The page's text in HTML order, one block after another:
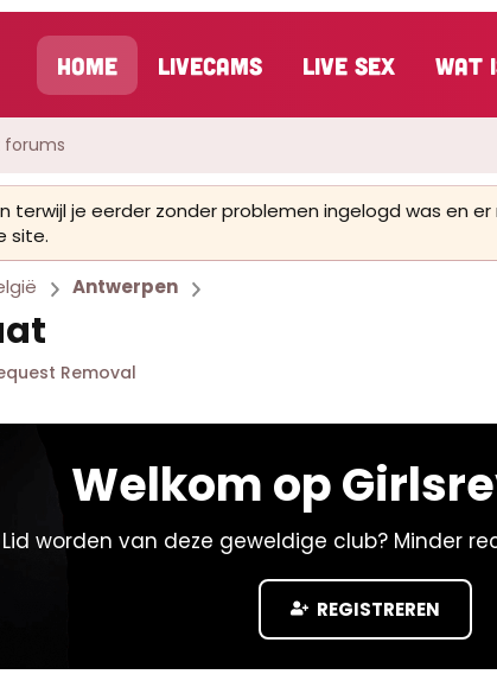
Home LiveCams Live Sex Wat
forums
je eerder zonder problemen ingelogd was en
site.
Antwerpen
Removal
Welkom op
Lid worden van deze geweldige club? Minder
REGISTREREN